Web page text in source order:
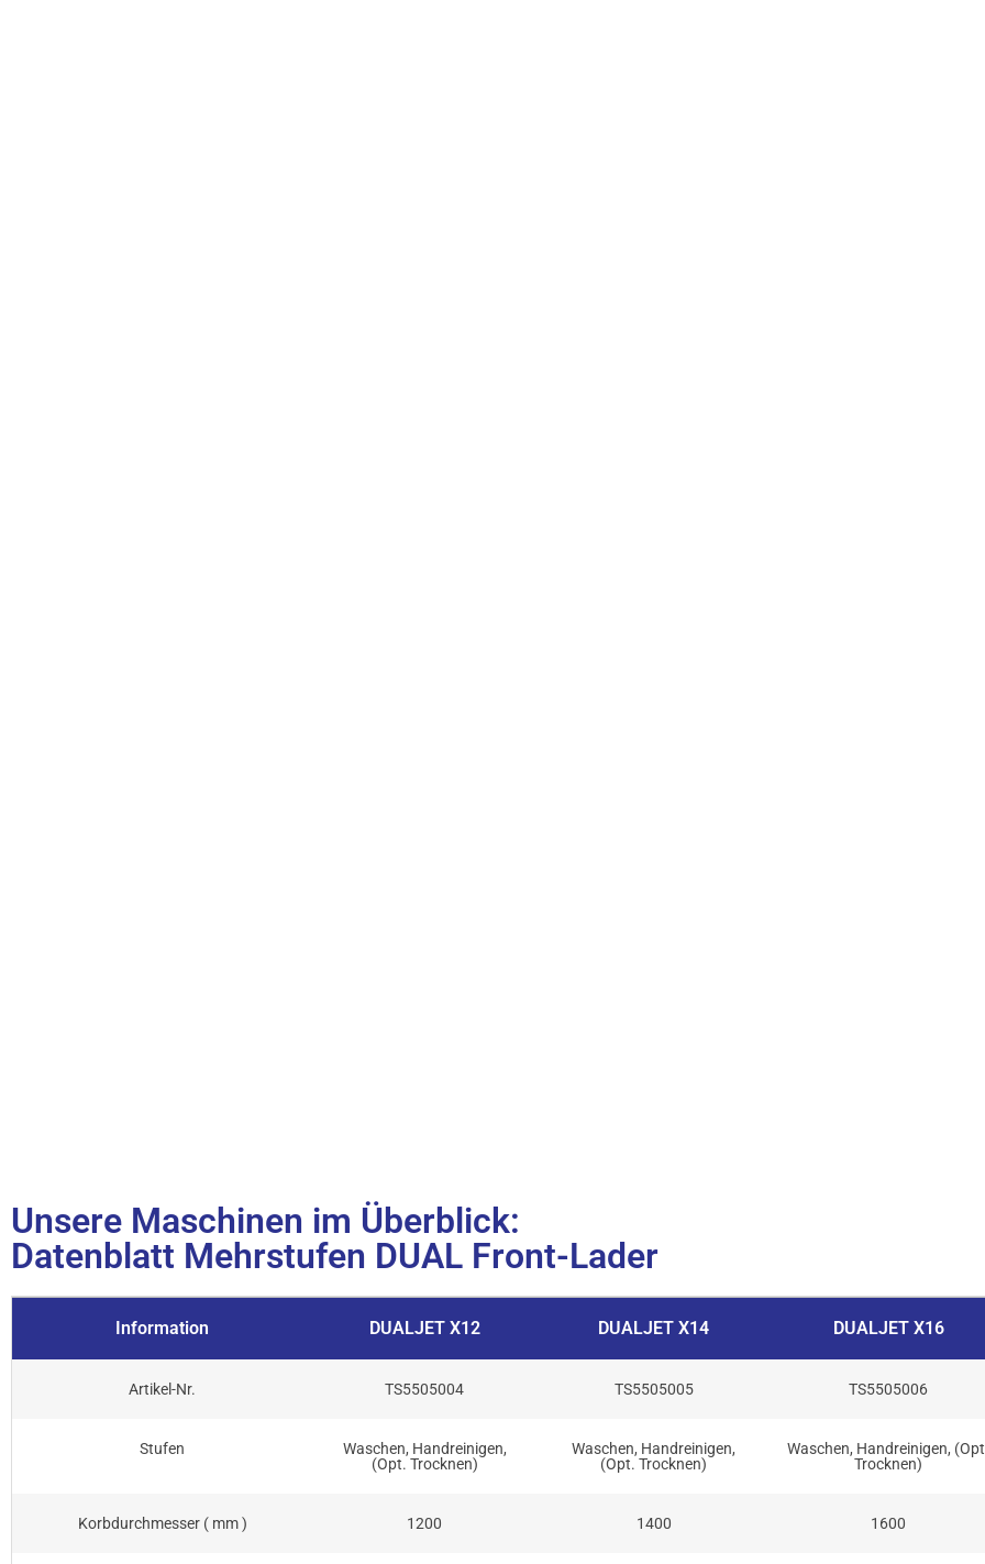
Unsere Maschinen im Überblick:
Datenblatt Mehrstufen DUAL Front-Lader
Information DUALJET X12 DUALJET X14 DUALJET X16
Artikel-Nr. TS5505004 TS5505005 TS5505006
Stufen
Waschen, Handreinigen,
(Opt. Trocknen)
Waschen, Handreinigen,
(Opt. Trocknen)
Waschen, Handreinigen,
Trocknen)
Korbdurchmesser ( mm ) 1200 1400 1600